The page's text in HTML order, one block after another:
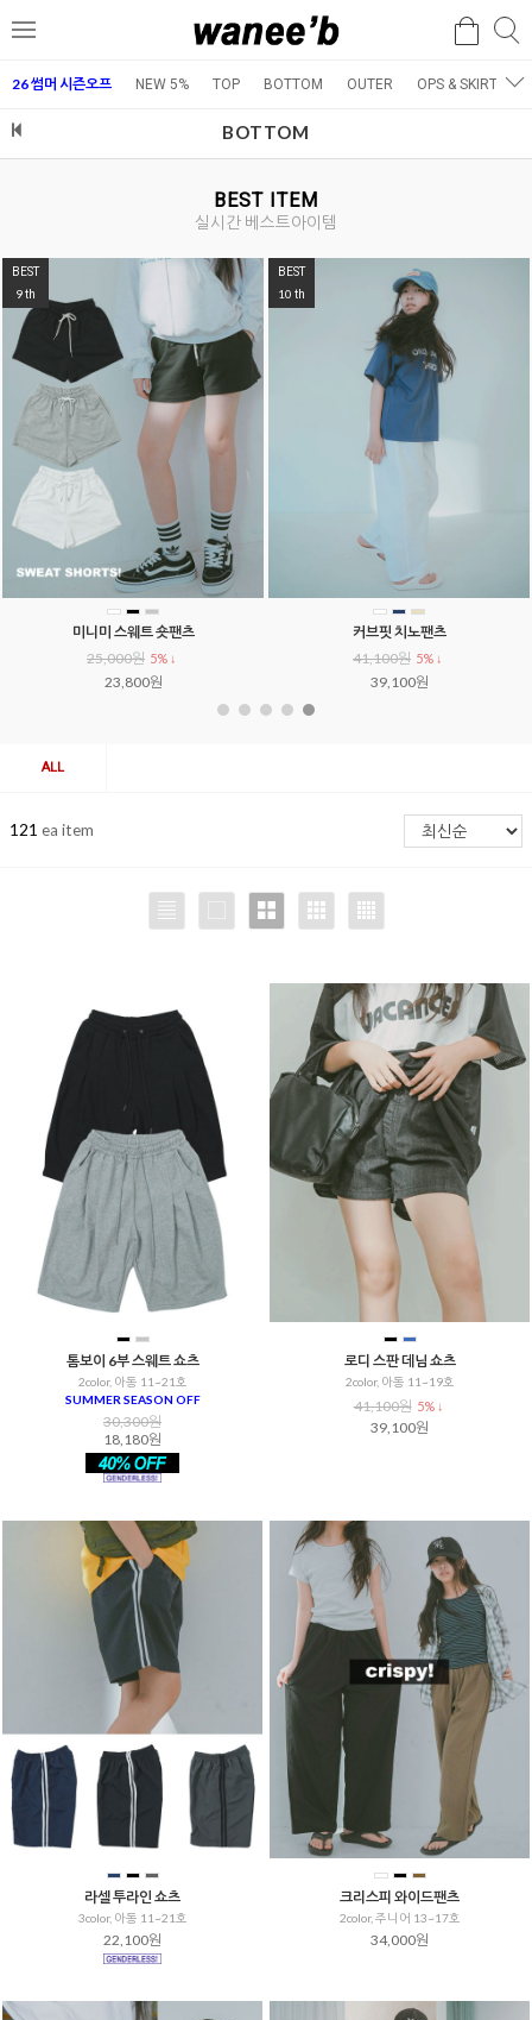
메
검
26 썸머 시즌오프 NEW 5% TOP BOTTOM OUTER OPS & SKIRT
BOTTOM
BEST ITEM
실시간 베스트아이템
BEST
1th
쿨링 벌룬 와이드팬츠
34,000원
BEST
2th
로우 데님 쇼츠
34,000원
23,800원
ALL
121 ea item
톰보이 6부 스웨트 쇼츠
2color, 아동 11~21호
SUMMER SEASON OFF
30,300원
18,180원
로디 스판 데님 쇼츠
2color, 아동 11~19호
41,100원 5% ↓
39,100원
라셀 투라인 쇼츠
3color, 아동 11~21호
22,100원
크리스피 와이드팬츠
2color, 주니어 13~17호
34,000원